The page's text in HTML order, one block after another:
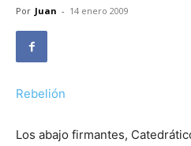
Por Juan - 14 enero 2009
Rebelión
Los abajo firmantes,